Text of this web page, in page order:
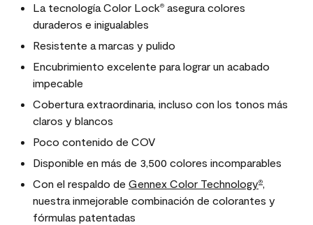
La tecnología Color Lock® asegura colores
duraderos e inigualables
Resistente a marcas y pulido
Encubrimiento excelente para lograr un acabado
impecable
Cobertura extraordinaria, incluso con los tonos más
claros y blancos
Poco contenido de COV
Disponible en más de 3,500 colores incomparables
Con el respaldo de Gennex Color Technology®,
nuestra inmejorable combinación de colorantes y
fórmulas patentadas